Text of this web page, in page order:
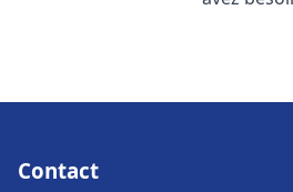
Contact